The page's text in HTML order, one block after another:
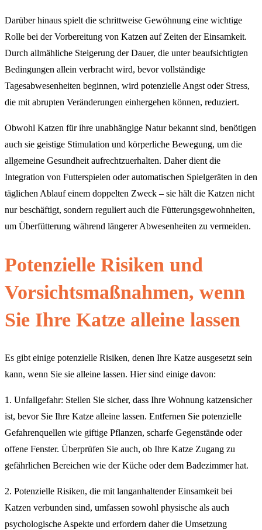
Darüber hinaus spielt die schrittweise Gewöhnung eine wichtige
Rolle bei der Vorbereitung von Katzen auf Zeiten der Einsamkeit.
Durch allmähliche Steigerung der Dauer, die unter beaufsichtigten
Bedingungen allein verbracht wird, bevor vollständige
Tagesabwesenheiten beginnen, wird potenzielle Angst oder Stress,
die mit abrupten Veränderungen einhergehen können, reduziert.
Obwohl Katzen für ihre unabhängige Natur bekannt sind, benötigen
auch sie geistige Stimulation und körperliche Bewegung, um die
allgemeine Gesundheit aufrechtzuerhalten. Daher dient die
Integration von Futterspielen oder automatischen Spielgeräten in den
täglichen Ablauf einem doppelten Zweck – sie hält die Katzen nicht
nur beschäftigt, sondern reguliert auch die Fütterungsgewohnheiten,
um Überfütterung während längerer Abwesenheiten zu vermeiden.
Potenzielle Risiken und
Vorsichtsmaßnahmen, wenn
Sie Ihre Katze alleine lassen
Es gibt einige potenzielle Risiken, denen Ihre Katze ausgesetzt sein
kann, wenn Sie sie alleine lassen. Hier sind einige davon:
1. Unfallgefahr: Stellen Sie sicher, dass Ihre Wohnung katzensicher
ist, bevor Sie Ihre Katze alleine lassen. Entfernen Sie potenzielle
Gefahrenquellen wie giftige Pflanzen, scharfe Gegenstände oder
offene Fenster. Überprüfen Sie auch, ob Ihre Katze Zugang zu
gefährlichen Bereichen wie der Küche oder dem Badezimmer hat.
2. Potenzielle Risiken, die mit langanhaltender Einsamkeit bei
Katzen verbunden sind, umfassen sowohl physische als auch
psychologische Aspekte und erfordern daher die Umsetzung